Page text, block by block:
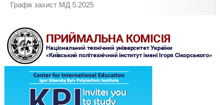
Графік захист МД 5.2025